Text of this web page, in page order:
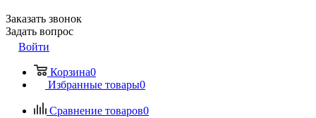
Заказать звонок
Задать вопрос
Войти
Корзина0
Избранные товары0
Сравнение товаров0